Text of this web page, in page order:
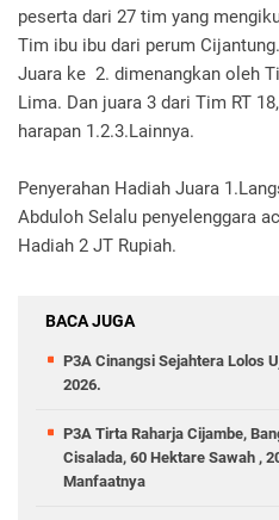
peserta dari 27 tim yang
Tim ibu ibu dari perum
Juara ke 2. dimenangkan oleh
Lima. Dan juara 3 dari Tim RT
harapan 1.2.3.Lainnya.
Penyerahan Hadiah Juara
Abduloh Selalu penyelenggara
Hadiah 2 JT Rupiah.
BACA JUGA
P3A Cinangsi Sejahtera Lolos
2026.
P3A Tirta Raharja Cijambe,
Cisalada, 60 Hektare Sawah ,
Manfaatnya